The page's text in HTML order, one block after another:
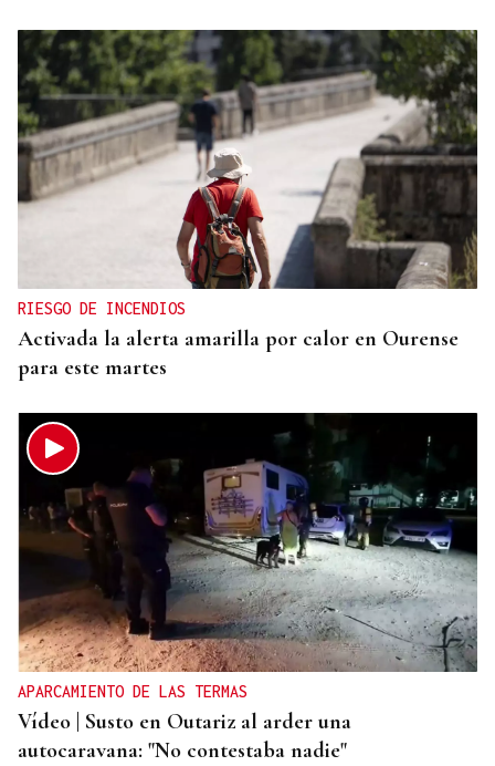
RIESGO DE INCENDIOS
Activada la alerta amarilla por calor en Ourense
para este martes
APARCAMIENTO DE LAS TERMAS
Vídeo | Susto en Outariz al arder una
autocaravana: "No contestaba nadie"